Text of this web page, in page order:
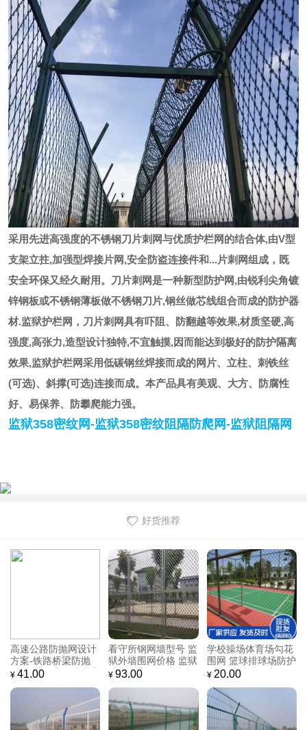
采用先进高强度的不锈钢刀片刺网与优质护栏网的结合体,由V型
支架立拄,加强型焊接片网,安全防盗连接件和...片刺网组成，既
安全环保又经久耐用。刀片刺网是一种新型防护网,由锐利尖角镀
锌钢板或不锈钢薄板做不锈钢刀片,钢丝做芯线组合而成的防护器
材.监狱护栏网，刀片刺网具有吓阻、防翻越等效果,材质坚硬,高
强度,高张力,造型设计独特,不宜触摸,因而能达到极好的防护隔离
效果,监狱护栏网采用低碳钢丝焊接而成的网片、立柱、刺铁丝
(可选)、斜撑(可选)连接而成。本产品具有美观、大方、防腐性
好、易保养、防攀爬能力强。
监狱358密纹网-监狱358密纹阻隔防爬网-监狱阻隔网
好货推荐
网墙型号 监
网价格 监狱
福嘉定制
学校操场体育场勾花
围网 篮球排球场防护
网栏 组装式日字型铁
福嘉锌钢护栏学校小
区庭院围栏别墅工厂
围墙栅栏厂房隔离铁
35.00
福嘉民
工标准